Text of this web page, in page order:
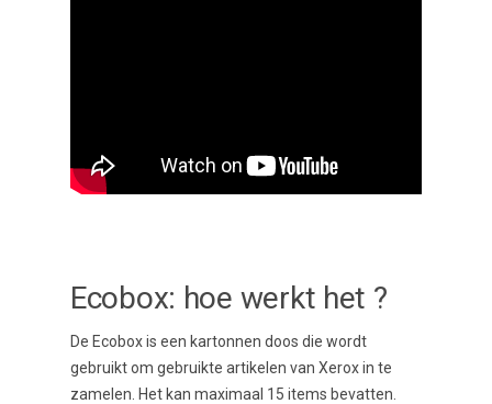
Ecobox: hoe werkt het ?
De Ecobox is een kartonnen doos die wordt
gebruikt om gebruikte artikelen van Xeroxin te
zamelen. Het kan maximaal 15 items bevatten.